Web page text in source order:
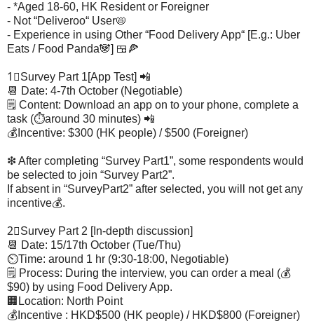
- *Aged 18-60, HK Resident or Foreigner
- Not “Deliveroo“ User📛
- Experience in using Other “Food Delivery App“ [E.g.: Uber
Eats / Food Panda🐼] 🍱🍕
1⃣Survey Part 1[App Test] 📲
📆 Date: 4-7th October (Negotiable)
🗒 Content: Download an app on to your phone, complete a
task (⏱around 30 minutes) 📲
💰Incentive: $300 (HK people) / $500 (Foreigner)
❇ After completing “Survey Part1”, some respondents would
be selected to join “Survey Part2”.
If absent in “SurveyPart2” after selected, you will not get any
incentive💰.
2⃣Survey Part 2 [In-depth discussion]
📆 Date: 15/17th October (Tue/Thu)
⏲Time: around 1 hr (9:30-18:00, Negotiable)
🗒 Process: During the interview, you can order a meal (💰
$90) by using Food Delivery App.
🏢Location: North Point
💰Incentive : HKD$500 (HK people) / HKD$800 (Foreigner)